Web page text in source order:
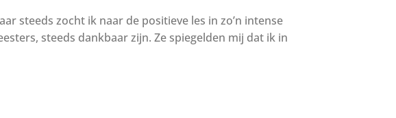
steeds zocht ik naar de positieve les in zo’n intense
steeds dankbaar zijn. Ze spiegelden mij dat ik in